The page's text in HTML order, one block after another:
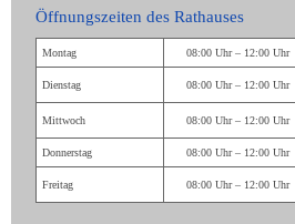
Öffnungszeiten des Rathauses
Montag 08:00 Uhr – 12:00 Uhr
Dienstag 08:00 Uhr – 12:00 Uhr
Mittwoch 08:00 Uhr – 12:00 Uhr
Donnerstag 08:00 Uhr – 12:00 Uhr
Freitag 08:00 Uhr – 12:00 Uhr